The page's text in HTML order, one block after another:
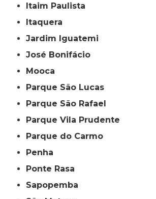
Itaim Paulista
Itaquera
Jardim Iguatemi
José Bonifácio
Mooca
Parque São Lucas
Parque São Rafael
Parque Vila Prudente
Parque do Carmo
Penha
Ponte Rasa
Sapopemba